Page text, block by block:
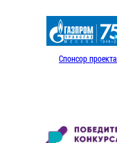
Спонсор проекта